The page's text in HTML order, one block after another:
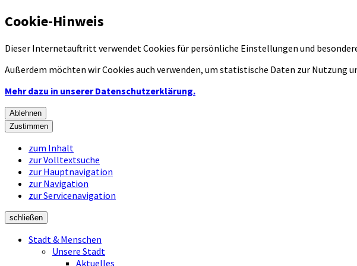
Cookie-Hinweis
Dieser Internetauftritt verwendet Cookies für persönliche Einstellungen und
Außerdem möchten wir Cookies auch verwenden, um statistische Daten zur Nutzung
Mehr dazu in unserer Datenschutzerklärung.
Ablehnen
Zustimmen
zum Inhalt
zur Volltextsuche
zur Hauptnavigation
zur Navigation
zur Servicenavigation
schließen
Stadt & Menschen
Unsere Stadt
Aktuelles